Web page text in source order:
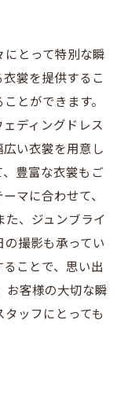
とって特別な瞬
裳を提供するこ
とができます。
ディングドレス
い衣裳を用意し
豊富な衣裳もご
マに合わせて、
た、ジュンブライ
撮影も承ってい
ことで、思い出
お客様の大切な瞬
ッフにとっても